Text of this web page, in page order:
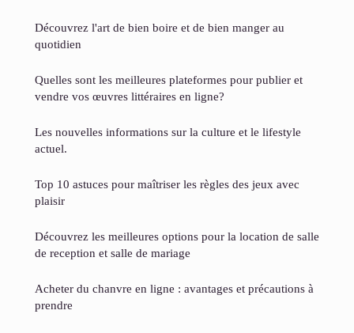
Découvrez l'art de bien boire et de bien manger au
quotidien
Quelles sont les meilleures plateformes pour publier et
vendre vos œuvres littéraires en ligne?
Les nouvelles informations sur la culture et le lifestyle
actuel.
Top 10 astuces pour maîtriser les règles des jeux avec
plaisir
Découvrez les meilleures options pour la location de salle
de reception et salle de mariage
Acheter du chanvre en ligne : avantages et précautions à
prendre